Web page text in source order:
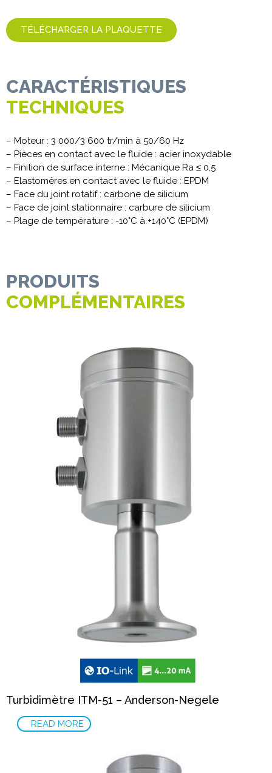
TÉLÉCHARGER LA PLAQUETTE
CARACTÉRISTIQUES
TECHNIQUES
– Moteur : 3 000/3 600 tr/min à 50/60 Hz
– Pièces en contact avec le fluide : acier inoxydable
– Finition de surface interne : Mécanique Ra ≤ 0,5
– Elastomères en contact avec le fluide : EPDM
– Face du joint rotatif : carbone de silicium
– Face de joint stationnaire : carbure de silicium
– Plage de température : -10°C à +140°C (EPDM)
PRODUITS
COMPLÉMENTAIRES
Turbidimètre ITM-51 – Anderson-Negele
READ MORE